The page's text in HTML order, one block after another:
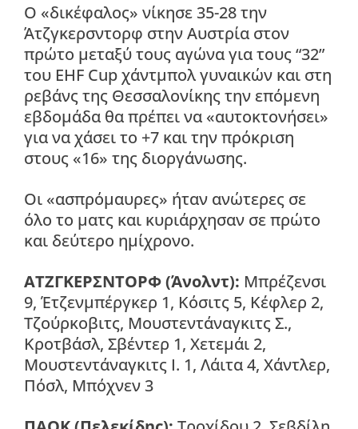
Ο «δικέφαλος» νίκησε 35-28 την
Άτζγκερσντορφ στην Αυστρία στον
πρώτο μεταξύ τους αγώνα για τους “32”
του EHF Cup χάντμπολ γυναικών και στη
ρεβάνς της Θεσσαλονίκης την επόμενη
εβδομάδα θα πρέπει να «αυτοκτονήσει»
για να χάσει το +7 και την πρόκριση
στους «16» της διοργάνωσης.
Οι «ασπρόμαυρες» ήταν ανώτερες σε
όλο το ματς και κυριάρχησαν σε πρώτο
και δεύτερο ημίχρονο.
ΑΤΖΓΚΕΡΣΝΤΟΡΦ (Άνολντ): Μπρέζενσι
9, Έτζενμπέργκερ 1, Κόσιτς 5, Κέφλερ 2,
Τζούρκοβιτς, Μουστεντάναγκιτς Σ.,
Κροτβάσλ, Σβέντερ 1, Χετεμάι 2,
Μουστεντάναγκιτς Ι. 1, Λάιτα 4, Χάντλερ,
Πόσλ, Μπόχνεν 3